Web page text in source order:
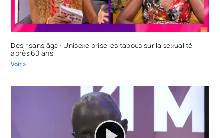
Désir sans âge : Unisexe brise les tabous sur la sexualité
après 60 ans
Voir »